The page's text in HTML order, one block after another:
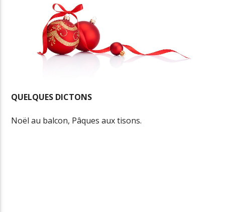
QUELQUES DICTONS
Noël au balcon, Pâques aux tisons.